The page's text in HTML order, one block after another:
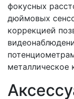
фокусных
дюймовых
коррекцией
металлическое